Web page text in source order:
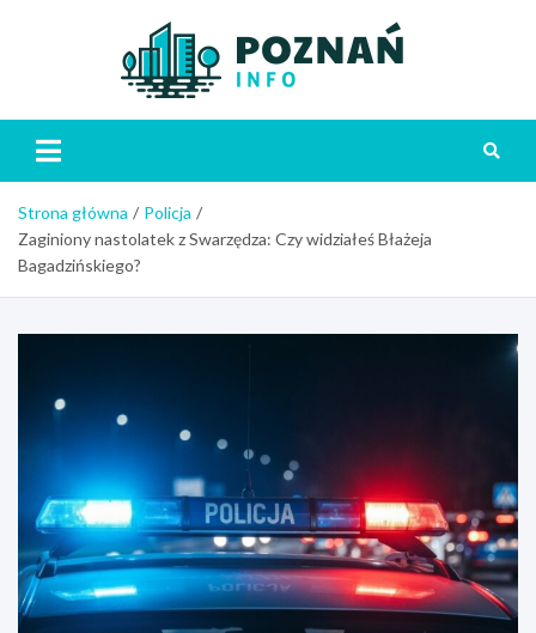
Strona główna
Policja
Zaginiony nastolatek z Swarzędza: Czy widziałeś Błażeja
Bagadzińskiego?